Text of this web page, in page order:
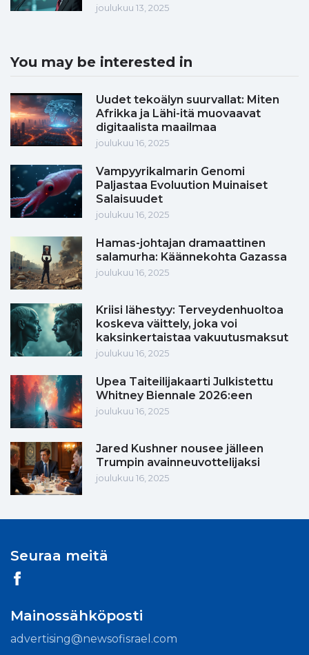
joulukuu 13, 2025
You may be interested in
Uudet tekoälyn suurvallat: Miten
Afrikka ja Lähi-itä muovaavat
digitaalista maailmaa
joulukuu 16, 2025
Vampyyrikalmarin Genomi
Paljastaa Evoluution Muinaiset
Salaisuudet
joulukuu 16, 2025
Hamas-johtajan dramaattinen
salamurha: Käännekohta Gazassa
joulukuu 16, 2025
Kriisi lähestyy: Terveydenhuoltoa
koskeva väittely, joka voi
kaksinkertaistaa vakuutusmaksut
joulukuu 16, 2025
Upea Taiteilijakaarti Julkistettu
Whitney Biennale 2026:een
joulukuu 16, 2025
Jared Kushner nousee jälleen
Trumpin avainneuvottelijaksi
joulukuu 16, 2025
Seuraa meitä
Mainossähköposti
advertising@newsofisrael.com